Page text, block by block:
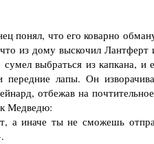
что его коварно
из дому выскочил Лантферт
выбраться из капкана, и
лапы. Он
отбежав на
Медведю:
иначе ты не сможешь